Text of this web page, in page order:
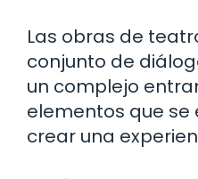
Las obras de
conjunto de
un complejo
elementos que
crear una